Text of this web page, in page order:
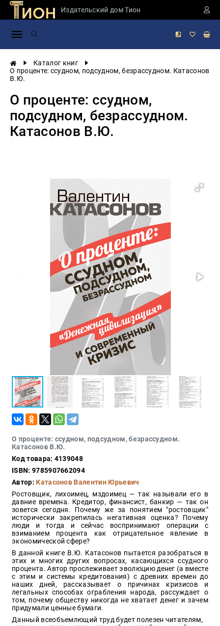
Издательский дом Тион
Каталог книг
О проценте: ссудном, подсудном, безрассудном. Катасонов
В.Ю.
О проценте: ссудном,
подсудном, безрассудном.
Катасонов В.Ю.
О проценте: ссудном, подсудном, безрассудном.
Катасонов В.Ю.
Код товара: 4139048
ISBN: 9785907662094
Автор: Катасонов Валентин Юрьевич
Ростовщик, лихоимец, мздоимец — так называли его в
давние времена. Кредитор, финансист, банкир — так он
зовется сегодня. Почему же за понятием "ростовщик"
исторически закрепилась негативная оценка? Почему
люди и тогда и сейчас воспринимают операции с
взиманием процента как отрицательное явление в
экономической сфере?
В данной книге В.Ю. Катасонов пытается разобраться в
этих и многих других вопросах, касающихся ссудного
процента. Автор прослеживает эволюцию денег (а вместе
с этим и системы кредитования) с древних времен до
наших дней, рассказывает о причинах кризисов и
легальных способах ограбления народа, рассуждает о
том, почему обществу никогда не хватает денег и зачем
придумали ценные бумаги.
Данный всеобъемлющий труд будет полезен читателям,
Занимательная
России
Мировая
Экономика
Фантастика
и
Публицистика
непознанное
Конспирология
Политика
Туризм
Разное
Кухня,
гастрономия,
кулинария
Закон
Красота
и
Оптовикам
Авторам
Контакты
Мероприятия
+7(499)
350-17-
79
Москва